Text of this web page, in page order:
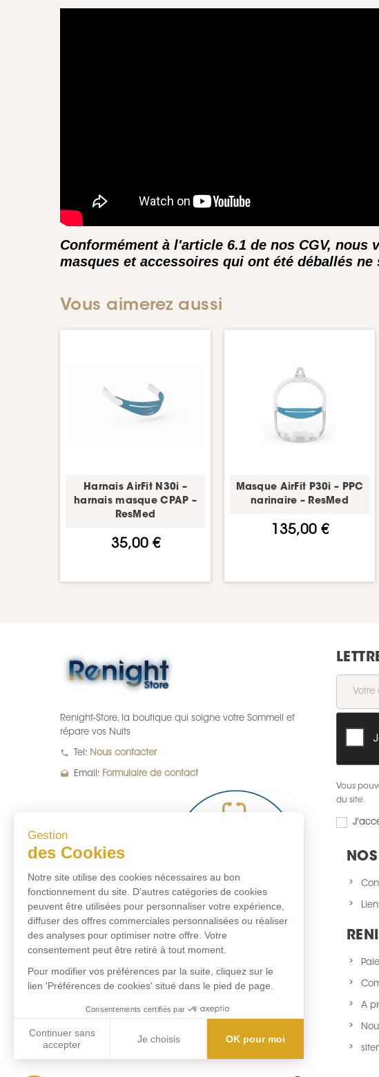
Gestion
des Cookies
Notre site utilise des cookies nécessaires au bon
fonctionnement du site. D’autres catégories de cookies
peuvent être utilisées pour personnaliser votre expérience,
diffuser des offres commerciales personnalisées ou réaliser
des analyses pour optimiser notre offre. Votre
consentement peut être retiré à tout moment.
Pour modifier vos préférences par la suite, cliquez sur le
lien 'Préférences de cookies' situé dans le pied de page.
Consentements certifiés par
Continuer sans
accepter
Je choisis OK pour moi
Conformément à l'article 6.1 de nos CGV,
masques et accessoires qui ont été déballés
Vous aimerez aussi
Harnais AirFit N30i –
harnais masque CPAP –
ResMed
35,00 €
Masque AirFit P30i – PPC
narinaire – ResMed
135,00 €
Renight-Store, la boutique qui soigne votre Sommeil et
répare vos Nuits
local_phone Tel: Nous contacter
drafts Email: Formulaire de contact
Vous
du site.
A